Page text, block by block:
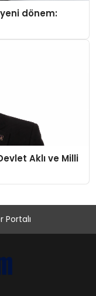
dönem:
Aklı ve Milli
Portalı